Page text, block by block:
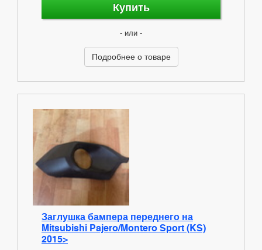
Купить
- или -
Подробнее о товаре
Заглушка бампера переднего на
Mitsubishi Pajero/Montero Sport (KS)
2015>